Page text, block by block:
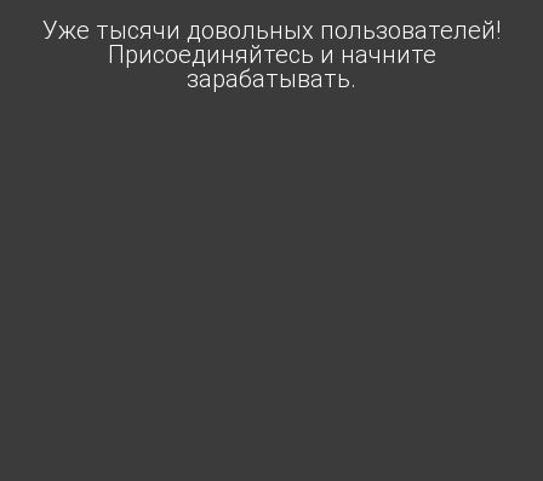
Уже тысячи довольных пользователей!
Присоединяйтесь и начните
зарабатывать.